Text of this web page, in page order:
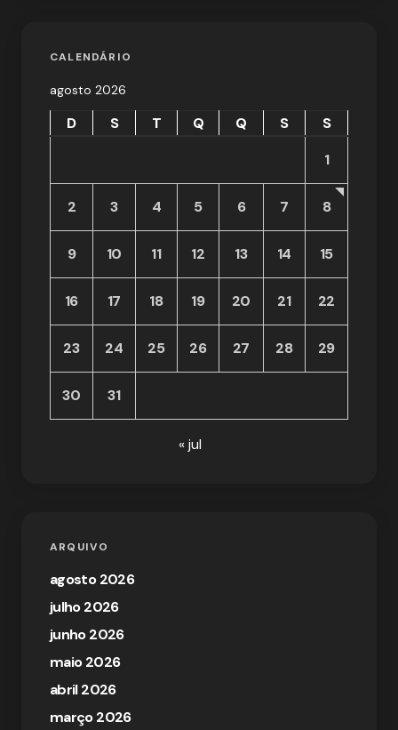
CALENDÁRIO
agosto 2026
D S T Q Q S
S
1
2 3 4 5 6 7 8
9 10 11 12 13 14 15
16 17 18 19 20 21 22
23 24 25 26 27 28 29
30 31
« jul
ARQUIVO
agosto 2026
julho 2026
junho 2026
maio 2026
abril 2026
março 2026